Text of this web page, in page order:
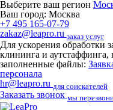
Выберите ваш регион
Ваш город: Москва
+7 495 165-07-79
zakaz@leapro.ru заказ услуг
Для ускорения обработки
клининга и
заполненные файлы:
персонала
hr@leapro.ru для соискателей
Заказать звонок мы